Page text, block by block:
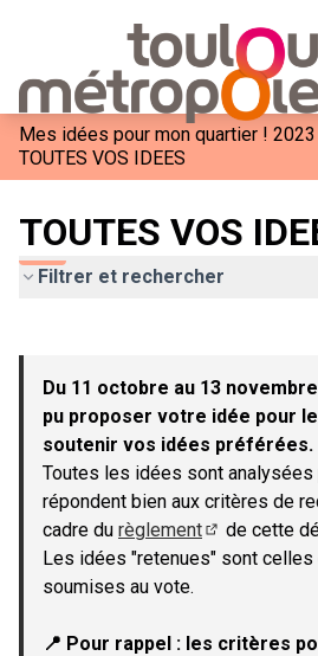
Mes idées pour mon quartier ! 2023
TOUTES VOS IDEES
TOUTES VOS
Filtrer et rechercher
−
Du 11 octobre au 13
pu proposer votre idée pour
soutenir vos idées préférées.
Toutes les idées sont
répondent bien aux critères de
cadre du règlement
(Lien externe)
de cette
Les idées "retenues" sont celles
soumises au vote.
📍 Pour rappel : les critères